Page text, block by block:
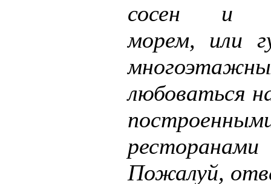
сосен и
морем, или
любоваться
Пожалуй,